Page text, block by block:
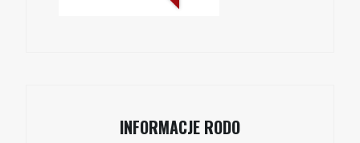
INFORMACJE RODO